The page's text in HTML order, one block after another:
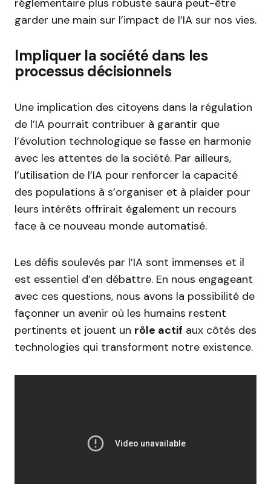
réglementaire plus robuste saura peut-être
garder une main sur l’impact de l’IA sur nos vies.
Impliquer la société dans les
processus décisionnels
Une implication des citoyens dans la régulation
de l’IA pourrait contribuer à garantir que
l’évolution technologique se fasse en harmonie
avec les attentes de la société. Par ailleurs,
l’utilisation de l’IA pour renforcer la capacité
des populations à s’organiser et à plaider pour
leurs intérêts offrirait également un recours
face à ce nouveau monde automatisé.
Les défis soulevés par l’IA sont immenses et il
est essentiel d’en débattre. En nous engageant
avec ces questions, nous avons la possibilité de
façonner un avenir où les humains restent
pertinents et jouent un rôle actif aux côtés des
technologies qui transforment notre existence.